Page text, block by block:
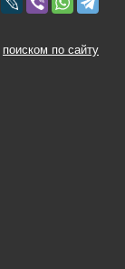
поиском по сайту